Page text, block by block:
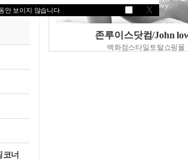
안 보이지 않습니다 X
너
존루이스닷컴/John
백화점스타일토탈쇼핑몰